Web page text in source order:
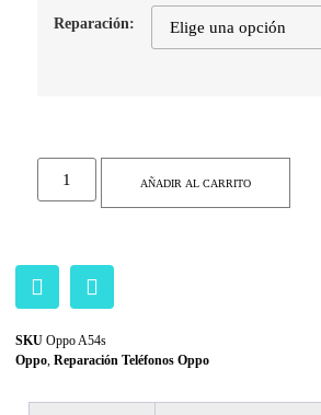
Reparación:
AÑADIR AL CARRITO
SKU Oppo A54s
Oppo, Reparación Teléfonos Oppo